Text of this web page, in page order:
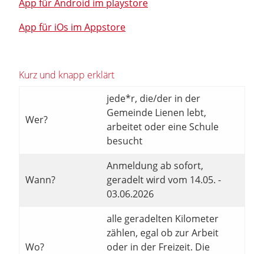
App für Android im playstore
App für iOs im Appstore
Kurz und knapp erklärt
Wer?
jede*r, die/der in der
Gemeinde Lienen lebt,
arbeitet oder eine Schule
besucht
Wann?
Anmeldung ab sofort,
geradelt wird vom 14.05. -
03.06.2026
Wo?
alle geradelten Kilometer
zählen, egal ob zur Arbeit
oder in der Freizeit. Die